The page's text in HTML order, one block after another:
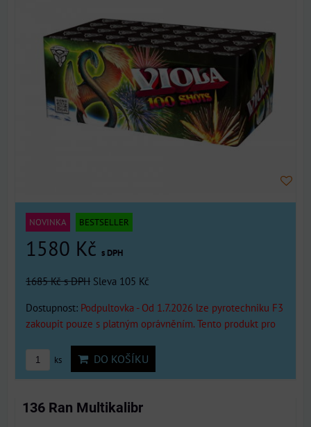
NOVINKA BESTSELLER
1580 Kč s DPH
1685 Kčs DPH Sleva 105 Kč
Dostupnost: Podpultovka - Od 1.7.2026 lze pyrotechniku F3
zakoupit pouze s platným oprávněním. Tento produkt pro
ks DO KOŠÍKU
136 Ran Multikalibr